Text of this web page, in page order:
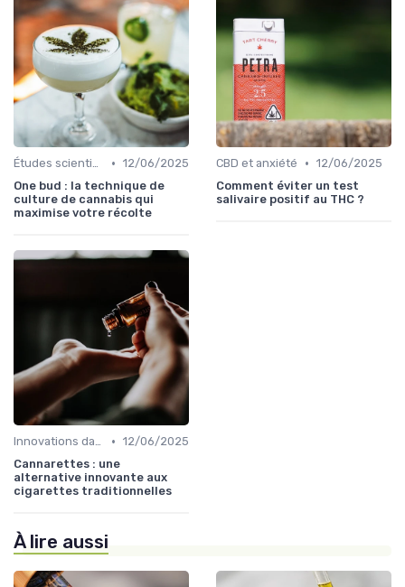
Études scientifiques • 12/06/2025
One bud : la technique de
culture de cannabis qui
maximise votre récolte
CBD et anxiété • 12/06/2025
Comment éviter un test
salivaire positif au THC ?
Innovations dans le CBD • 12/06/2025
Cannarettes : une
alternative innovante aux
cigarettes traditionnelles
À lire aussi